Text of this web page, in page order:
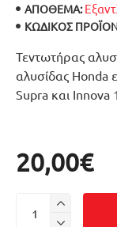
Τεντωτήρας
αλυσίδας Honda
Supra και Innova
ΑΠΟΘΕΜΑ:
ΚΩΔΙΚΌΣ
20,00€